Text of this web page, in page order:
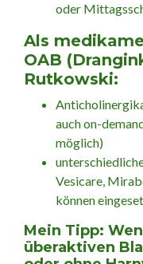
oder
Als
OAB
Rutkowski:
auch on-
möglich)
Vesicare,
können
Mein Tipp:
überaktiven